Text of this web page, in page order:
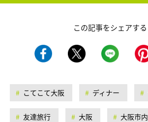
この記事をシェアする
こてこて大阪 ディナー
友達旅行 大阪 大阪市内